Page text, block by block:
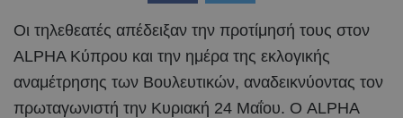
Οι τηλεθεατές απέδειξαν την προτίμησή τους στον
ALPHA Κύπρου και την ημέρα της εκλογικής
αναμέτρησης των Βουλευτικών, αναδεικνύοντας τον
πρωταγωνιστή την Κυριακή 24 Μαΐου. Ο ALPHA